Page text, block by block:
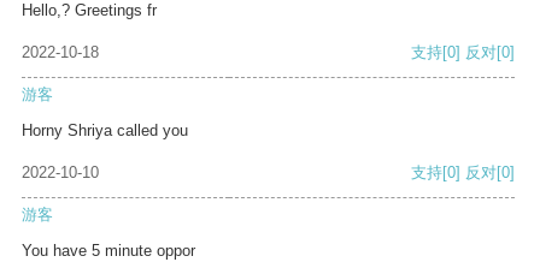
Hello,? Greetings fr
2022-10-18 支持[0] 反对[0]
游客
Horny Shriya called you
2022-10-10 支持[0] 反对[0]
游客
You have 5 minute oppor